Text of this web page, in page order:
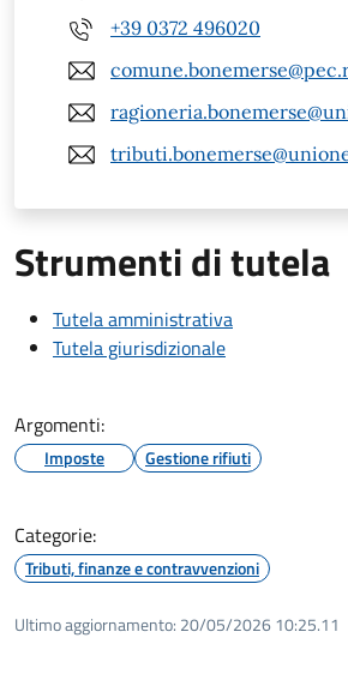
+39 0372 496020
Strumenti di tutela
Tutela amministrativa
Tutela giurisdizionale
Argomenti:
Imposte Gestione rifiuti
Categorie:
Tributi, finanze e contravvenzioni
Ultimo aggiornamento: 20/05/2026 10:25.11